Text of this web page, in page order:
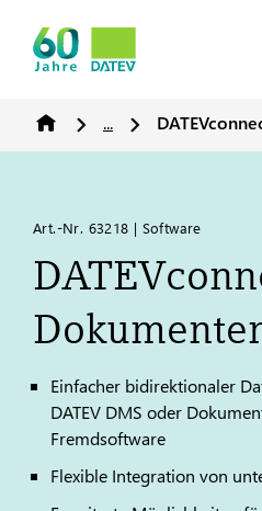
... DATEV
Art.-Nr. 63218 | Software
DATEV
Einfacher bidirektionaler
DATEV DMS oder
Fremdsoftware
Flexible Integration von